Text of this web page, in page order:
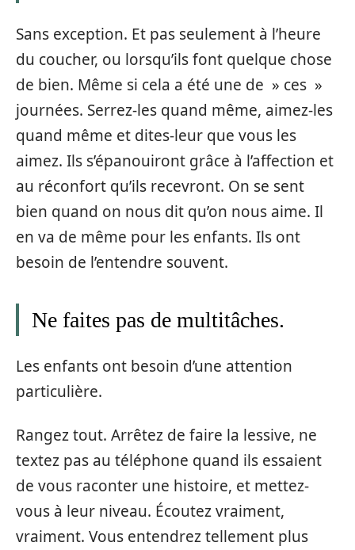
Sans exception. Et pas seulement à l’heure
du coucher, ou lorsqu’ils font quelque chose
de bien. Même si cela a été une de » ces »
journées. Serrez-les quand même, aimez-les
quand même et dites-leur que vous les
aimez. Ils s’épanouiront grâce à l’affection et
au réconfort qu’ils recevront. On se sent
bien quand on nous dit qu’on nous aime. Il
en va de même pour les enfants. Ils ont
besoin de l’entendre souvent.
Ne faites pas de multitâches.
Les enfants ont besoin d’une attention
particulière.
Rangez tout. Arrêtez de faire la lessive, ne
textez pas au téléphone quand ils essaient
de vous raconter une histoire, et mettez-
vous à leur niveau. Écoutez vraiment,
vraiment. Vous entendrez tellement plus